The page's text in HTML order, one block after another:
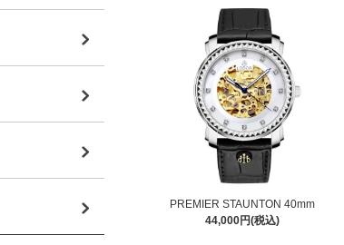
PREMIER STAUNTON 40mm
44,000円(税込)